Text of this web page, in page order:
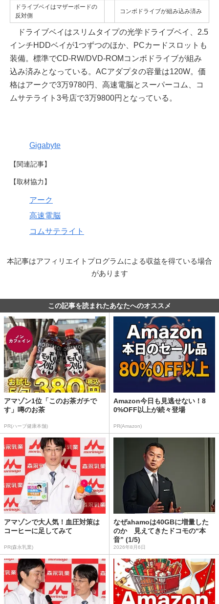
ドライブベイはマザーボードの
反対側
コンボドライブが組み込み済み
ドライブベイはスリムタイプの光学ドライブベイ、2.5
インチHDDベイが1つずつのほか、PCカードスロットも
装備。標準でCD-RW/DVD-ROMコンボドライブが組み
込み済みとなっている。ACアダプタの容量は120W。価
格はアークで3万9780円、高速電脳とスーパーコム、コ
ムサテライト3号店で3万9800円となっている。
Gigabyte
【関連記事】
【取材協力】
アーク
高速電脳
コムサテライト
本記事はアフィリエイトプログラムによる収益を得ている場合
があります
この記事を読まれたあなたへのオススメ
アマゾン1位「このお茶ガチで
す」噂のお茶
PR(ハーブ健康本舗)
Amazon今日も見逃せない！8
0%OFF以上が続々登場
PR(Amazon)
アマゾンで大人気！血圧対策は
コーヒーに足してみて
PR(森永乳業)
なぜahamoは40GBに増量した
のか 見えてきたドコモの“本
音” (1/5)
2026年8月6日